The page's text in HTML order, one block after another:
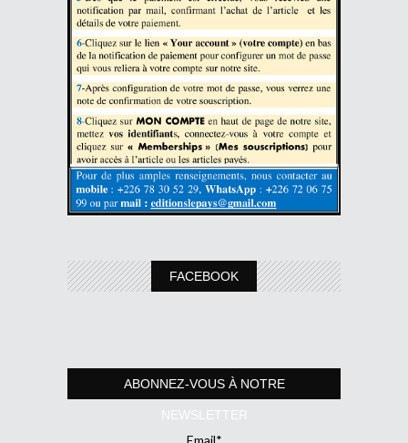
FACEBOOK
ABONNEZ-VOUS À NOTRE
NEWSLETTER
Email*